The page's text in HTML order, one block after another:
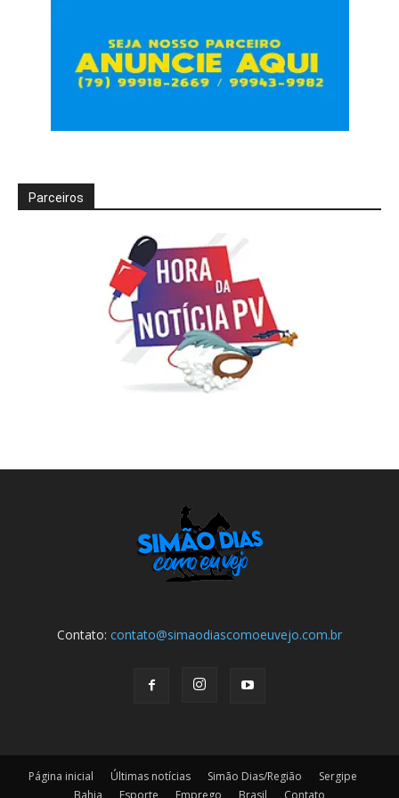
Parceiros
Contato: contato@simaodiascomoeuvejo.com.br
Página inicial Últimas notícias Simão Dias/Região
Sergipe
Bahia
Esporte Emprego Brasil Contato